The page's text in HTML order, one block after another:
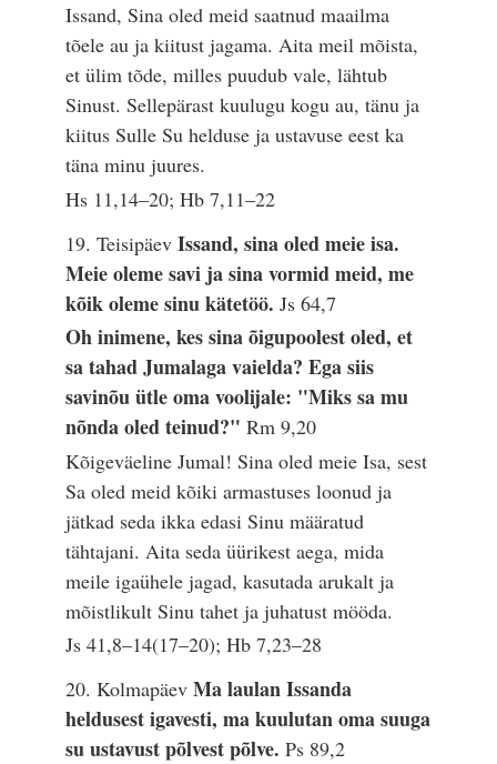
Issand, Sina oled meid saatnud maailma
tõele au ja kiitust jagama. Aita meil mõista,
et ülim tõde, milles puudub vale, lähtub
Sinust. Sellepärast kuulugu kogu au, tänu ja
kiitus Sulle Su helduse ja ustavuse eest ka
täna minu juures.
Hs 11,14–20; Hb 7,11–22
19. TeisipäevIssand, sina oled meie isa.
Meie oleme savi ja sina vormid meid, me
kõik oleme sinu kätetöö.Js 64,7
Oh inimene, kes sina õigupoolest oled, et
sa tahad Jumalaga vaielda? Ega siis
savinõu ütle oma voolijale: "Miks sa mu
nõnda oled teinud?"Rm 9,20
Kõigeväeline Jumal! Sina oled meie Isa, sest
Sa oled meid kõiki armastuses loonud ja
jätkad seda ikka edasi Sinu määratud
tähtajani. Aita seda üürikest aega, mida
meile igaühele jagad, kasutada arukalt ja
mõistlikult Sinu tahet ja juhatust mööda.
Js 41,8–14(17–20); Hb 7,23–28
20. KolmapäevMa laulan Issanda
heldusest igavesti, ma kuulutan oma suuga
su ustavust põlvest põlve.Ps 89,2